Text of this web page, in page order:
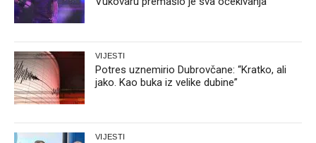
VIJESTI
Potres uznemirio Dubrovčane: “Kratko, ali
jako. Kao buka iz velike dubine”
VIJESTI